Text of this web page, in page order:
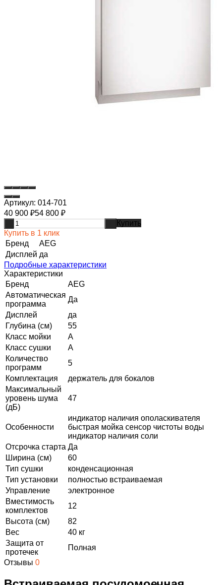
Артикул: 014-701
40 900 ₽54 800 ₽
Купить
Купить в 1 клик
Бренд
AEG
Дисплей да
Подробные характеристики
Характеристики
Бренд
AEG
Автоматическая
программа
Да
Дисплей
да
Глубина (см)
55
Класс мойки
A
Класс сушки
A
Количество
программ
5
Комплектация
держатель для бокалов
Максимальный
уровень шума
(дБ)
47
Особенности
индикатор наличия ополаскивателя
быстрая мойка сенсор чистоты воды
индикатор наличия соли
Отсрочка старта Да
Ширина (см)
60
Тип сушки
конденсационная
Тип установки
полностью встраиваемая
Управление
электронное
Вместимость
комплектов
12
Высота (см)
82
Вес
40 кг
Защита от
протечек
Полная
Отзывы 0